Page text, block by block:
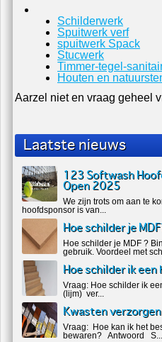
Schilderwerk
Spuitwerk verf
spuitwerk Spack
Stucwerk
Timmer-tegel-
Houten en
Aarzel niet en vraag geheel
Laatste nieuws
123 Softwash
Open 2025
We zijn trots om aan te
hoofdsponsor is van...
Hoe schilder je
Hoe schilder je MDF ?
gebruik. Voordeel met
Hoe schilder ik
Vraag: Hoe schilder ik
(lijm) ver...
Kwasten
Vraag: Hoe kan ik het
bewaren? Antwoord S...